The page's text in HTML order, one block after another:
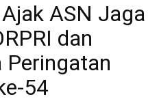
ASN Jaga
dan
Peringatan
54